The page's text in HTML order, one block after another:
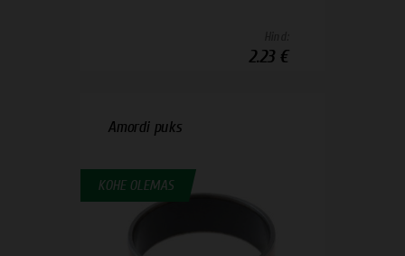
2.23 €
Amordi puks
KOHE OLEMAS